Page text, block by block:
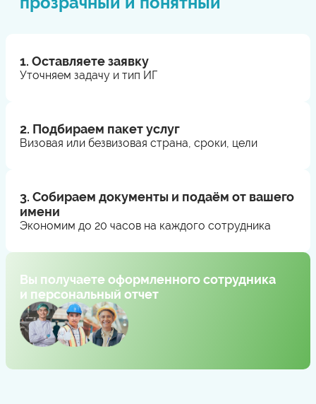
1. Оставляете заявку
Уточняем задачу и тип ИГ
2. Подбираем пакет услуг
Визовая или безвизовая страна, сроки, цели
3. Собираем документы и подаём от вашего
имени
Экономим до 20 часов на каждого сотрудника
Вы получаете оформленного сотрудника
и персональный отчет